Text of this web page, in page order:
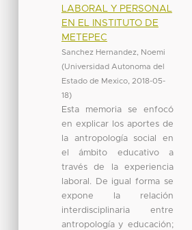
LABORAL Y PERSONAL
EN EL INSTITUTO DE
METEPEC
Sanchez Hernandez, Noemi
(Universidad Autonoma del
Estado de Mexico, 2018-05-
18)
Esta memoria se enfocó
en explicar los aportes de
la antropología social en
el ámbito educativo a
través de la experiencia
laboral. De igual forma se
expone la relación
interdisciplinaria entre
antropología y educación;